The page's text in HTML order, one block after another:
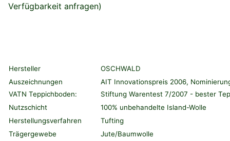
Verfügbarkeit anfragen)
Hersteller
OSCHWALD
Auszeichnungen
VATN Teppichboden:
AIT Innovationspreis 2006,
Stiftung Warentest 7/2007 - bester
Nutzschicht
100% unbehandelte Island-Wolle
Herstellungsverfahren
Tufting
Trägergewebe
Jute/Baumwolle